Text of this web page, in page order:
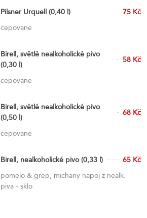
Pilsner Urquell (0,40 l)
75 Kč
čepované
Birell, světlé nealkoholické pivo
(0,30 l)
58 Kč
čepované
Birell, světlé nealkoholické pivo
(0,50 l)
68 Kč
čepované
Birell, nealkoholické pivo (0,33 l)
65 Kč
pomelo & grep, míchaný nápoj z nealk.
piva - sklo